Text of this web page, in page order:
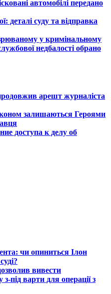
автомобілі передано
деталі суду та відправка
у кримінальному
недбалості обрано
арешт журналіста
залишаються Героями
доступа к делу об
чи опиниться Ілон
вивести
під варти для операції з